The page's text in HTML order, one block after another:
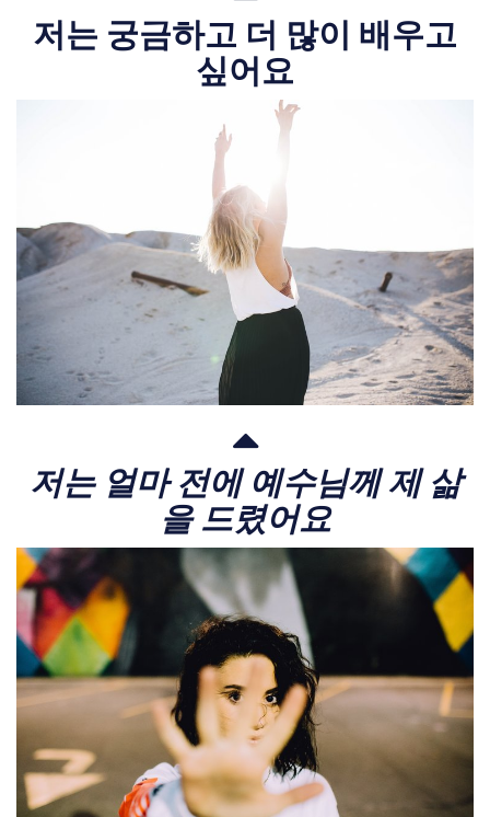
저는 궁금하고 더 많이 배우고
싶어요
저는 얼마 전에 예수님께 제 삶
을 드렸어요